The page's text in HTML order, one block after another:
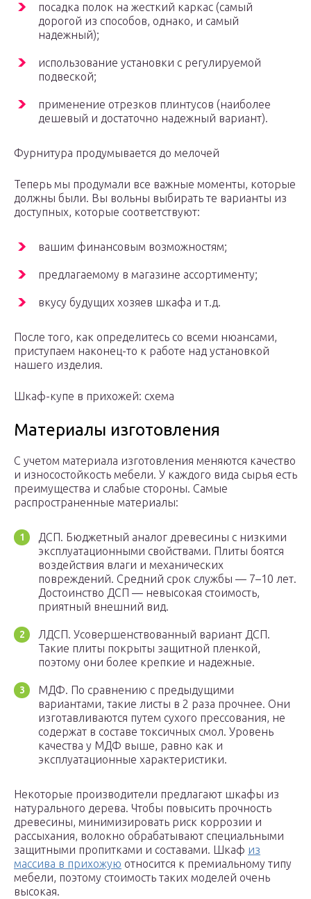
посадка полок на жесткий каркас (самый
дорогой из способов, однако, и самый
надежный);
использование установки с регулируемой
подвеской;
применение отрезков плинтусов (наиболее
дешевый и достаточно надежный вариант).
Фурнитура продумывается до мелочей
Теперь мы продумали все важные моменты, которые
должны были. Вы вольны выбирать те варианты из
доступных, которые соответствуют:
вашим финансовым возможностям;
предлагаемому в магазине ассортименту;
вкусу будущих хозяев шкафа и т.д.
После того, как определитесь со всеми нюансами,
приступаем наконец-то к работе над установкой
нашего изделия.
Шкаф-купе в прихожей: схема
Материалы изготовления
С учетом материала изготовления меняются качество
и износостойкость мебели. У каждого вида сырья есть
преимущества и слабые стороны. Самые
распространенные материалы:
ДСП. Бюджетный аналог древесины с низкими
эксплуатационными свойствами. Плиты боятся
воздействия влаги и механических
повреждений. Средний срок службы — 7–10 лет.
Достоинство ДСП — невысокая стоимость,
приятный внешний вид.
ЛДСП. Усовершенствованный вариант ДСП.
Такие плиты покрыты защитной пленкой,
поэтому они более крепкие и надежные.
МДФ. По сравнению с предыдущими
вариантами, такие листы в 2 раза прочнее. Они
изготавливаются путем сухого прессования, не
содержат в составе токсичных смол. Уровень
качества у МДФ выше, равно как и
эксплуатационные характеристики.
Некоторые производители предлагают шкафы из
натурального дерева. Чтобы повысить прочность
древесины, минимизировать риск коррозии и
рассыхания, волокно обрабатывают специальными
защитными пропитками и составами. Шкаф из
массива в прихожую относится к премиальному типу
мебели, поэтому стоимость таких моделей очень
высокая.